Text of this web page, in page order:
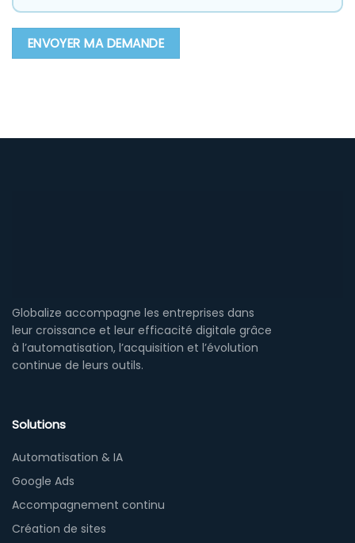
Globalize accompagne les entreprises dans
leur croissance et leur efficacité digitale grâce
à l’automatisation, l’acquisition et l’évolution
continue de leurs outils.
Solutions
Automatisation & IA
Google Ads
Accompagnement continu
Création de sites